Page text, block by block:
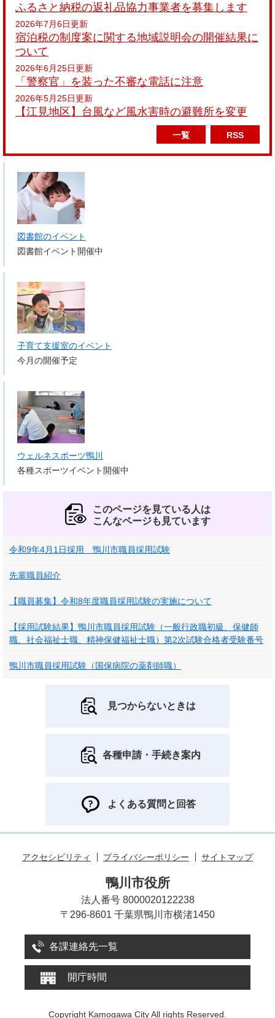
ふるさと納税の返礼品協力事業者を募集します
2026年7月6日更新
宿泊税の制度案に関する地域説明会の開催結果に
ついて
2026年6月25日更新
「警察官」を装った不審な電話に注意
2026年5月25日更新
【江見地区】台風など風水害時の避難所を変更
一覧 RSS
図書館のイベント
図書館イベント開催中
子育て支援室のイベント
今月の開催予定
ウェルネスポーツ鴨川
各種スポーツイベント開催中
このページを見ている人は
こんなページも見ています
令和9年4月1日採用 鴨川市職員採用試験
先輩職員紹介
【職員募集】令和8年度職員採用試験の実施について
【採用試験結果】鴨川市職員採用試験（一般行政職初級、保健師
職、社会福祉士職、精神保健福祉士職）第2次試験合格者受験番号
鴨川市職員採用試験（国保病院の薬剤師職）
見つからないときは
各種申請・手続き案内
よくある質問と回答
アクセシビリティ プライバシーポリシー サイトマップ
鴨川市役所
法人番号 8000020122238
〒296-8601 千葉県鴨川市横渚1450
各課連絡先一覧
開庁時間
Copyright Kamogawa City All rights Reserved.